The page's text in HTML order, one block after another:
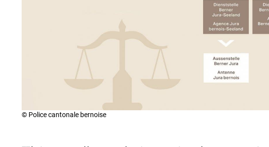
© Police cantonale bernoise